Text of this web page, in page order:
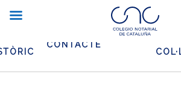
CONTACTE